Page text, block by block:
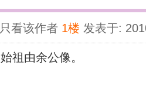
只看该作者 1楼 发表于:
始祖由余公像。